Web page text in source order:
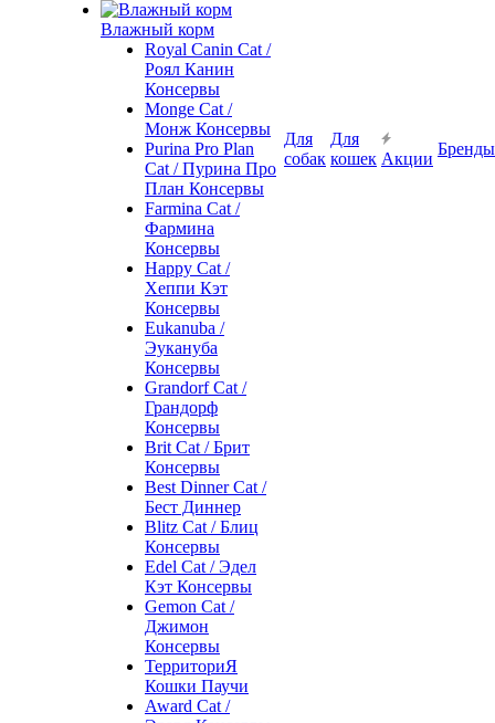
Влажный корм
Royal Canin Cat /
Роял Канин
Консервы
Monge Cat /
Монж Консервы
Purina Pro Plan
Cat / Пурина Про
План Консервы
Farmina Cat /
Фармина
Консервы
Happy Cat /
Хеппи Кэт
Консервы
Eukanuba /
Эукануба
Консервы
Grandorf Cat /
Грандорф
Консервы
Brit Cat / Брит
Консервы
Best Dinner Cat /
Бест Диннер
Blitz Cat / Блиц
Консервы
Edel Cat / Эдел
Кэт Консервы
Gemon Cat /
Джимон
Консервы
ТерриториЯ
Кошки Паучи
Award Cat /
Для
собак
Для
кошек Акции
Бренды